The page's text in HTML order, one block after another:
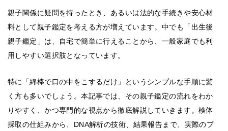
親子関係に疑問を持ったとき、あるいは法的な手続きや安心材
料として親子鑑定を考える方が増えています。中でも「出生後
親子鑑定」は、自宅で簡単に行えることから、一般家庭でも利
用しやすい選択肢となっています。
特に「綿棒で口の中をこするだけ」というシンプルな手順に驚
く方も多いでしょう。本記事では、その親子鑑定の流れをわか
りやすく、かつ専門的な視点から徹底解説していきます。検体
採取の仕組みから、DNA解析の技術、結果報告まで、実際のプ